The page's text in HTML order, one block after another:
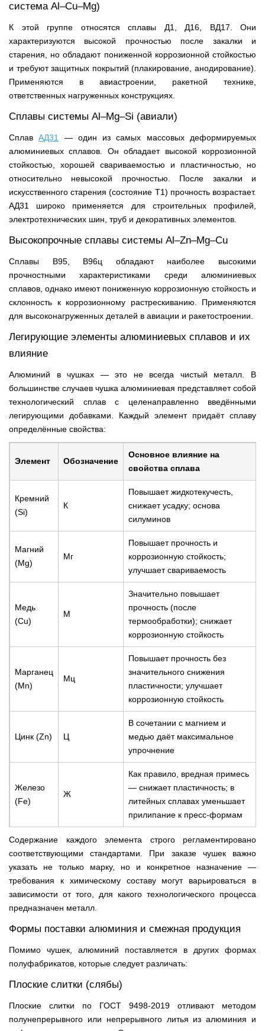
система Al–Cu–Mg)
К этой группе относятся сплавы Д1, Д16, ВД17. Они
характеризуются высокой прочностью после закалки и
старения, но обладают пониженной коррозионной стойкостью
и требуют защитных покрытий (плакирование, анодирование).
Применяются в авиастроении, ракетной технике,
ответственных нагруженных конструкциях.
Сплавы системы Al–Mg–Si (авиали)
СплавАД31
— один из самых массовых деформируемых
алюминиевых сплавов. Он обладает высокой коррозионной
стойкостью, хорошей свариваемостью и пластичностью, но
относительно невысокой прочностью. После закалки и
искусственного старения (состояние Т1) прочность возрастает.
АД31 широко применяется для строительных профилей,
электротехнических шин, труб и декоративных элементов.
Высокопрочные сплавы системы Al–Zn–Mg–Cu
Сплавы В95, В96ц обладают наиболее высокими
прочностными характеристиками среди алюминиевых
сплавов, однако имеют пониженную коррозионную стойкость и
склонность к коррозионному растрескиванию. Применяются
для высоконагруженных деталей в авиации и ракетостроении.
Легирующие элементы алюминиевых сплавов и их
влияние
Алюминий в чушках — это не всегда чистый металл. В
большинстве случаев чушка алюминиевая представляет собой
технологический сплав с целенаправленно введёнными
легирующими добавками. Каждый элемент придаёт сплаву
определённые свойства:
Элемент Обозначение
Основное влияние на
свойства сплава
Кремний
(Si)
К
Повышает жидкотекучесть,
снижает усадку; основа
силуминов
Магний
(Mg)
Мг
Повышает прочность и
коррозионную стойкость;
улучшает свариваемость
Медь
(Cu)
М
Значительно повышает
прочность (после
термообработки); снижает
коррозионную стойкость
Марганец
(Mn)
Мц
Повышает прочность без
значительного снижения
пластичности; улучшает
коррозионную стойкость
Цинк (Zn) Ц
В сочетании с магнием и
медью даёт максимальное
упрочнение
Железо
(Fe)
Ж
Как правило, вредная примесь
— снижает пластичность; в
литейных сплавах уменьшает
прилипание к пресс-формам
Содержание каждого элемента строго регламентировано
соответствующими стандартами. При заказе чушек важно
указать не только марку, но и конкретное назначение —
требования к химическому составу могут варьироваться в
зависимости от того, для какого технологического процесса
предназначен металл.
Формы поставки алюминия и смежная продукция
Помимо чушек, алюминий поставляется в других формах
полуфабрикатов, которые следует различать:
Плоские слитки (слябы)
Плоские слитки по ГОСТ 9498-2019 отливают методом
полунепрерывного или непрерывного литья из алюминия и